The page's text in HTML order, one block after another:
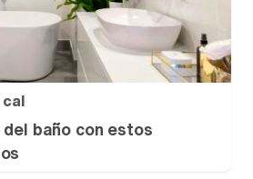
baño con estos